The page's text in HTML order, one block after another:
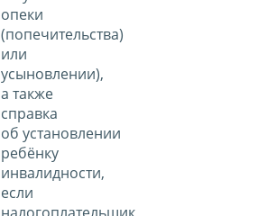
опеки
(попечительства)
или
усыновлении),
а также
справка
об установлении
ребёнку
инвалидности,
если